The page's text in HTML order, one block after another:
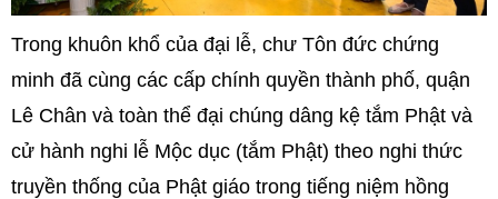
Trong khuôn khổ của đại lễ, chư Tôn đức chứng
minh đã cùng các cấp chính quyền thành phố, quận
Lê Chân và toàn thể đại chúng dâng kệ tắm Phật và
cử hành nghi lễ Mộc dục (tắm Phật) theo nghi thức
truyền thống của Phật giáo trong tiếng niệm hồng